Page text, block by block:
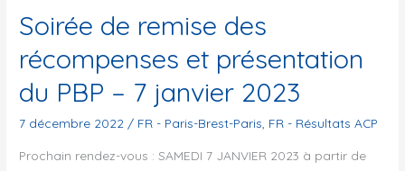
(190km
//
1200m+
Soirée de remise des
récompenses et présentation
du PBP – 7 janvier 2023
7 décembre 2022 / FR - Paris-Brest-Paris FR - Résultats ACP
Prochain rendez-vous : SAMEDI 7 JANVIER 2023 à partir de